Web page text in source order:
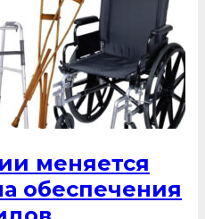
меняется
обеспечения